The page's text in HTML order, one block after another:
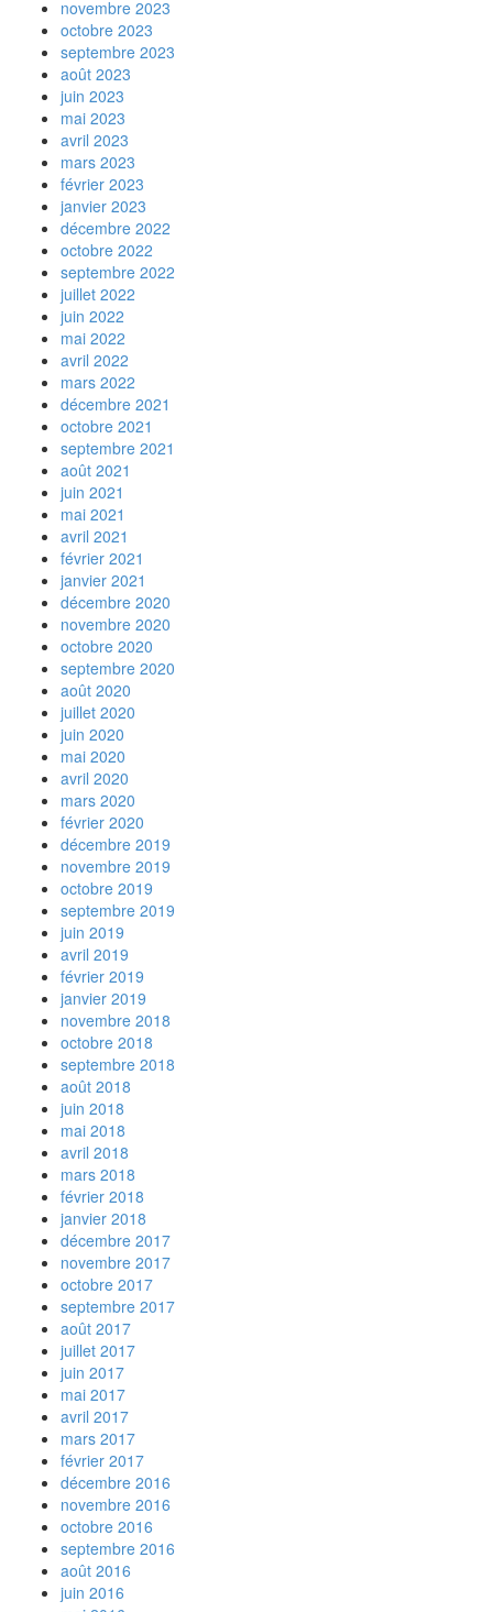
novembre 2023
octobre 2023
septembre 2023
août 2023
juin 2023
mai 2023
avril 2023
mars 2023
février 2023
janvier 2023
décembre 2022
octobre 2022
septembre 2022
juillet 2022
juin 2022
mai 2022
avril 2022
mars 2022
décembre 2021
octobre 2021
septembre 2021
août 2021
juin 2021
mai 2021
avril 2021
février 2021
janvier 2021
décembre 2020
novembre 2020
octobre 2020
septembre 2020
août 2020
juillet 2020
juin 2020
mai 2020
avril 2020
mars 2020
février 2020
décembre 2019
novembre 2019
octobre 2019
septembre 2019
juin 2019
avril 2019
février 2019
janvier 2019
novembre 2018
octobre 2018
septembre 2018
août 2018
juin 2018
mai 2018
avril 2018
mars 2018
février 2018
janvier 2018
décembre 2017
novembre 2017
octobre 2017
septembre 2017
août 2017
juillet 2017
juin 2017
mai 2017
avril 2017
mars 2017
février 2017
décembre 2016
novembre 2016
octobre 2016
septembre 2016
août 2016
juin 2016